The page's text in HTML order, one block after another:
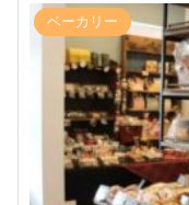
ベーカリー